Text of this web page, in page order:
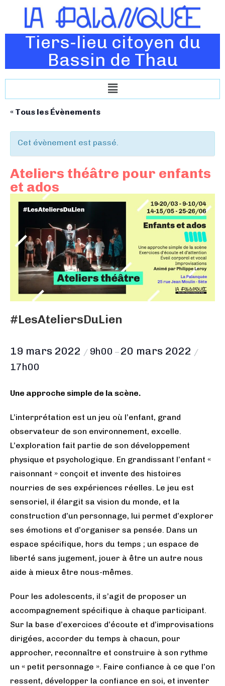
Tiers-lieu citoyen du
Bassin de Thau
« Tous les Évènements
Cet évènement est passé.
Ateliers théâtre pour enfants
et ados
#LesAteliersDuLien
19 mars 2022 / 9h00 – 20 mars 2022 /
17h00
Une approche simple de la scène.
L’interprétation est un jeu où l’enfant, grand
observateur de son environnement, excelle.
L’exploration fait partie de son développement
physique et psychologique. En grandissant l’enfant «
raisonnant » conçoit et invente des histoires
nourries de ses expériences réelles. Le jeu est
sensoriel, il élargit sa vision du monde, et la
construction d’un personnage, lui permet d’explorer
ses émotions et d’organiser sa pensée. Dans un
espace spécifique, hors du temps ; un espace de
liberté sans jugement, jouer à être un autre nous
aide à mieux être nous-mêmes.
Pour les adolescents, il s’agit de proposer un
accompagnement spécifique à chaque participant.
Sur la base d’exercices d’écoute et d’improvisations
dirigées, accorder du temps à chacun, pour
approcher, reconnaître et construire à son rythme
un « petit personnage ». Faire confiance à ce que l’on
ressent, développer la confiance en soi, et inventer